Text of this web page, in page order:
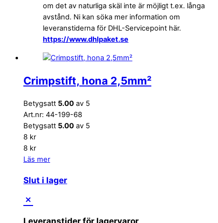
om det av naturliga skäl inte är möjligt t.ex. långa
avstånd. Ni kan söka mer information om
leveranstiderna för DHL-Servicepoint här.
https://www.dhlpaket.se
Crimpstift, hona 2,5mm²
Betygsatt 5.00 av 5
Art.nr: 44-199-68
Betygsatt 5.00 av 5
8 kr
8 kr
Läs mer
Slut i lager
Leveranstider för lagervaror